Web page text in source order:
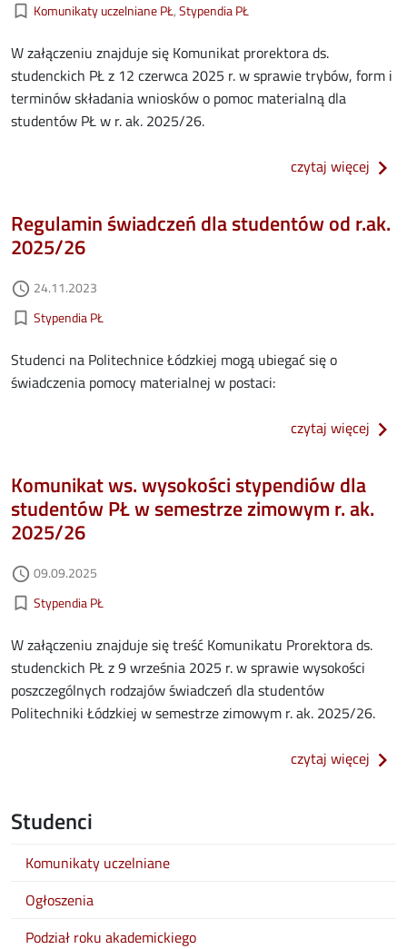
bookmark_border Kategorie aktualności
Komunikaty uczelniane PŁ Stypendia PŁ
W załączeniu znajduje się Komunikat prorektora ds.
studenckich PŁ z 12 czerwca 2025 r. w sprawie trybów, form i
terminów składania wniosków o pomoc materialną dla
studentów PŁ w r. ak. 2025/26.
czytaj więcej o
Regulamin świadczeń dla studentów od r.ak.
2025/26
access_time Data dodania
24.11.2023
bookmark_border Kategorie aktualności
Stypendia PŁ
Studenci na Politechnice Łódzkiej mogą ubiegać się o
świadczenia pomocy materialnej w postaci:
czytaj więcej o
Komunikat ws. wysokości stypendiów dla
studentów PŁ w semestrze zimowym r. ak.
2025/26
access_time Data dodania
09.09.2025
bookmark_border Kategorie aktualności
Stypendia PŁ
W załączeniu znajduje się treść Komunikatu Prorektora ds.
studenckich PŁ z 9 września 2025 r. w sprawie wysokości
poszczególnych rodzajów świadczeń dla studentów
Politechniki Łódzkiej w semestrze zimowym r. ak. 2025/26.
czytaj więcej o
Studenci
Komunikaty uczelniane
Ogłoszenia
Podział roku akademickiego